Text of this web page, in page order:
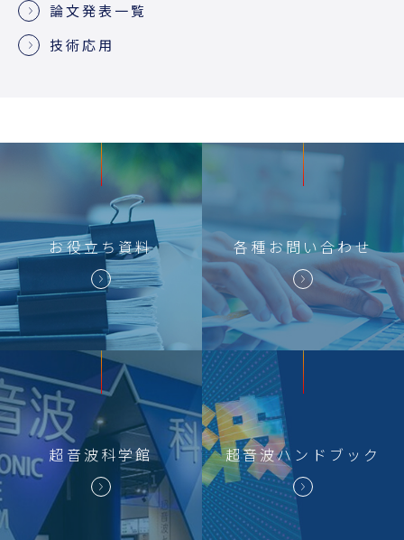
論文発表一覧
技術応用
お役立ち 資料 各種お問い合わせ
超音波科学館 超音波ハンドブック